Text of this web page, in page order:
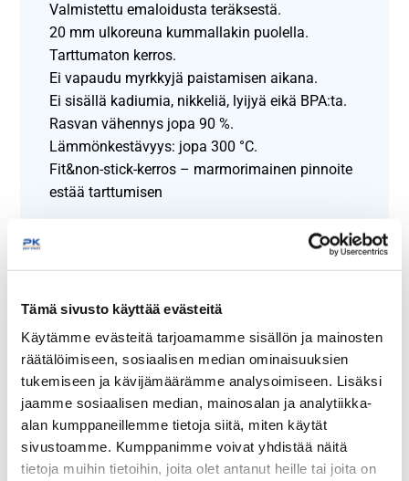
Tämä sivusto käyttää evästeitä
Käytämme evästeitä tarjoamamme sisällön ja mainosten
räätälöimiseen, sosiaalisen median ominaisuuksien
tukemiseen ja kävijämäärämme analysoimiseen. Lisäksi
jaamme sosiaalisen median, mainosalan ja analytiikka-
alan kumppaneillemme tietoja siitä, miten käytät
sivustoamme. Kumppanimme voivat yhdistää näitä
tietoja muihin tietoihin, joita olet antanut heille tai joita on
Valmistettu emaloidusta teräksestä.
20 mm ulkoreuna kummallakin puolella.
Tarttumaton kerros.
Ei vapaudu myrkkyjä paistamisen aikana.
Ei sisällä kadiumia, nikkeliä, lyijyä eikä BPA:ta.
Rasvan vähennys jopa 90 %.
Lämmönkestävyys: jopa 300 °C.
Fit&non-stick-kerros – marmorimainen pinnoite
estää tarttumisen
Hendi -tuotteita
Pellit ja ritilät tuoteryhmästä